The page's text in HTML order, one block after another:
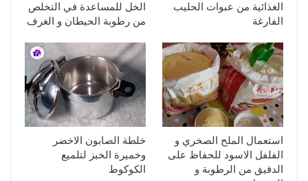
الغذائية من عبوات الحليب
الفارغة
الخل للمساعدة في التخلص
من رطوبة الحيطان و الغرف
استعمال الملح الصخري و
الفلفل الاسود للحفاظ على
الدقيق من الرطوبة و
خلطة الصابون الاخضر
وخميرة الخبز لتلميع
الكوكوط